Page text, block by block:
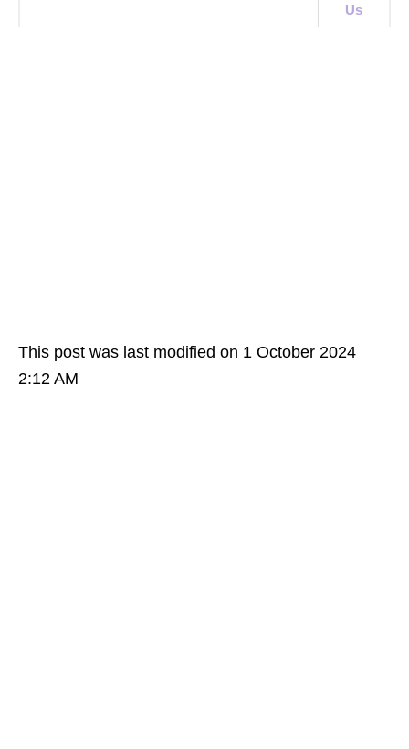
Us
This post was last modified on 1 October 2024
2:12 AM